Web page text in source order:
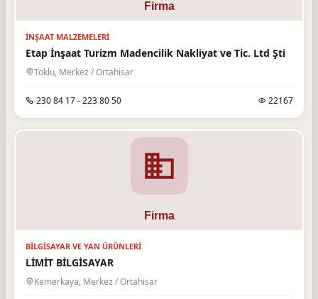
İNŞAAT MALZEMELERI
Etap İnşaat Turizm Madencilik Nakliyat ve Tic. Ltd Şti
Toklu, Merkez / Ortahisar
230 84 17 - 223 80 50 22167
BILGISAYAR VE YAN ÜRÜNLERI
LİMİT BİLGİSAYAR
Kemerkaya, Merkez / Ortahisar